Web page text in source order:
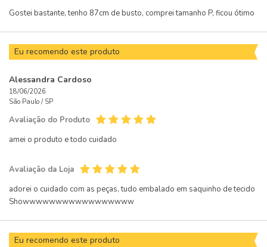
Gostei bastante, tenho 87cm de busto, comprei tamanho P, ficou ótimo
Eu recomendo este produto
Alessandra Cardoso
18/06/2026
São Paulo / SP
Avaliação do Produto
amei o produto e todo cuidado
Avaliação da Loja
adorei o cuidado com as peças, tudo embalado em saquinho de tecido
Showwwwwwwwwwwwwwwww
Eu recomendo este produto